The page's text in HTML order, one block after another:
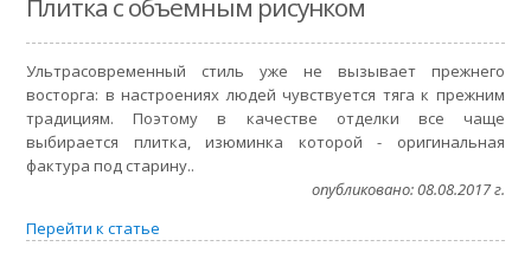
Ультрасовременный стиль уже не вызывает прежнего
восторга: в настроениях людей чувствуется тяга к прежним
традициям. Поэтому в качестве отделки все чаще
выбирается плитка, изюминка которой - оригинальная
фактура под старину..
опубликовано: 08.08.2017 г.
Перейти к статье